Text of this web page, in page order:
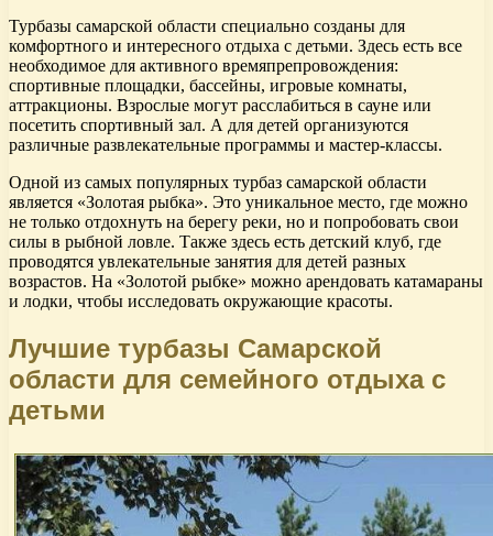
Турбазы самарской области специально созданы для
комфортного и интересного отдыха с детьми. Здесь есть все
необходимое для активного времяпрепровождения:
спортивные площадки, бассейны, игровые комнаты,
аттракционы. Взрослые могут расслабиться в сауне или
посетить спортивный зал. А для детей организуются
различные развлекательные программы и мастер-классы.
Одной из самых популярных турбаз самарской области
является «Золотая рыбка». Это уникальное место, где можно
не только отдохнуть на берегу реки, но и попробовать свои
силы в рыбной ловле. Также здесь есть детский клуб, где
проводятся увлекательные занятия для детей разных
возрастов. На «Золотой рыбке» можно арендовать катамараны
и лодки, чтобы исследовать окружающие красоты.
Лучшие турбазы Самарской
области для семейного отдыха с
детьми